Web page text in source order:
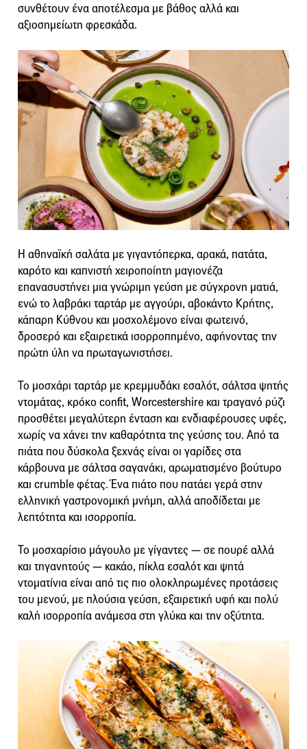
συνθέτουν ένα αποτέλεσμα με βάθος αλλά και
αξιοσημείωτη φρεσκάδα.
Η αθηναϊκή σαλάτα με γιγαντόπερκα, αρακά, πατάτα,
καρότο και καπνιστή χειροποίητη μαγιονέζα
επανασυστήνει μια γνώριμη γεύση με σύγχρονη ματιά,
ενώ το λαβράκι ταρτάρ με αγγούρι, αβοκάντο Κρήτης,
κάπαρη Κύθνου και μοσχολέμονο είναι φωτεινό,
δροσερό και εξαιρετικά ισορροπημένο, αφήνοντας την
πρώτη ύλη να πρωταγωνιστήσει.
Το μοσχάρι ταρτάρ με κρεμμυδάκι εσαλότ, σάλτσα ψητής
ντομάτας, κρόκο confit, Worcestershire και τραγανό ρύζι
προσθέτει μεγαλύτερη ένταση και ενδιαφέρουσες υφές,
χωρίς να χάνει την καθαρότητα της γεύσης του. Από τα
πιάτα που δύσκολα ξεχνάς είναι οι γαρίδες στα
κάρβουνα με σάλτσα σαγανάκι, αρωματισμένο βούτυρο
και crumble φέτας. Ένα πιάτο που πατάει γερά στην
ελληνική γαστρονομική μνήμη, αλλά αποδίδεται με
λεπτότητα και ισορροπία.
Το μοσχαρίσιο μάγουλο με γίγαντες — σε πουρέ αλλά
και τηγανητούς — κακάο, πίκλα εσαλότ και ψητά
ντοματίνια είναι από τις πιο ολοκληρωμένες προτάσεις
του μενού, με πλούσια γεύση, εξαιρετική υφή και πολύ
καλή ισορροπία ανάμεσα στη γλύκα και την οξύτητα.